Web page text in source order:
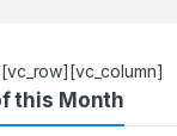
this Month